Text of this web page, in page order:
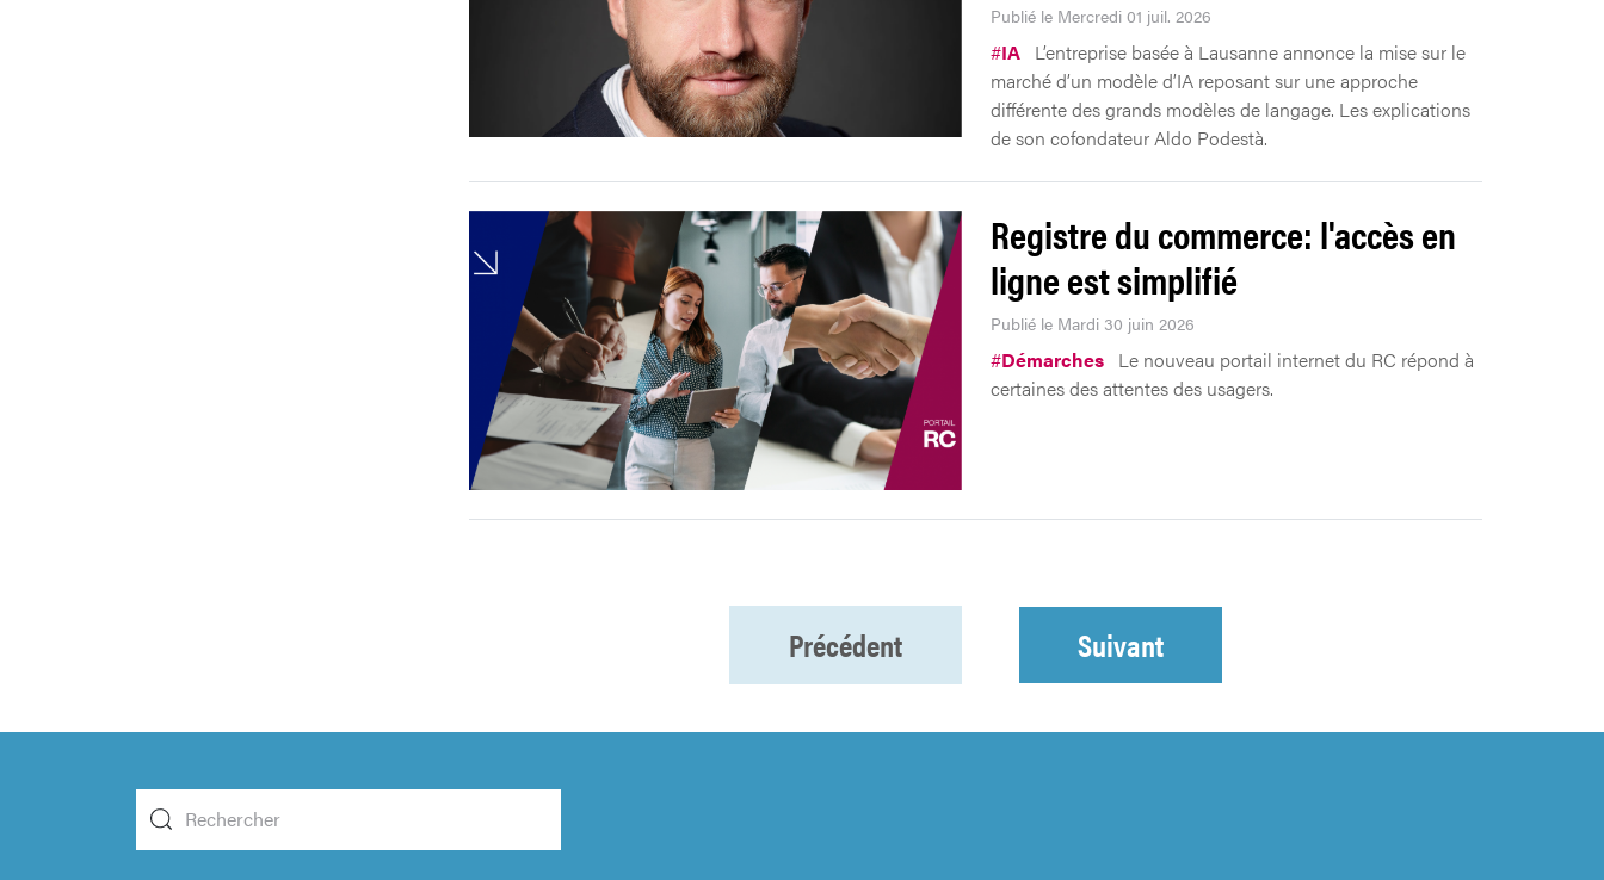
Publié le Mercredi 01 juil. 2026
#IA L’entreprise basée à Lausanne annonce la mise sur le
marché d’un modèle d’IA reposant sur une approche
différente des grands modèles de langage. Les explications
de son cofondateur Aldo Podestà.
Registre du commerce: l'accès en
ligne est simplifié
Publié le Mardi 30 juin 2026
#Démarches Le nouveau portail internet du RC répond à
certaines des attentes des usagers.
Précédent Suivant